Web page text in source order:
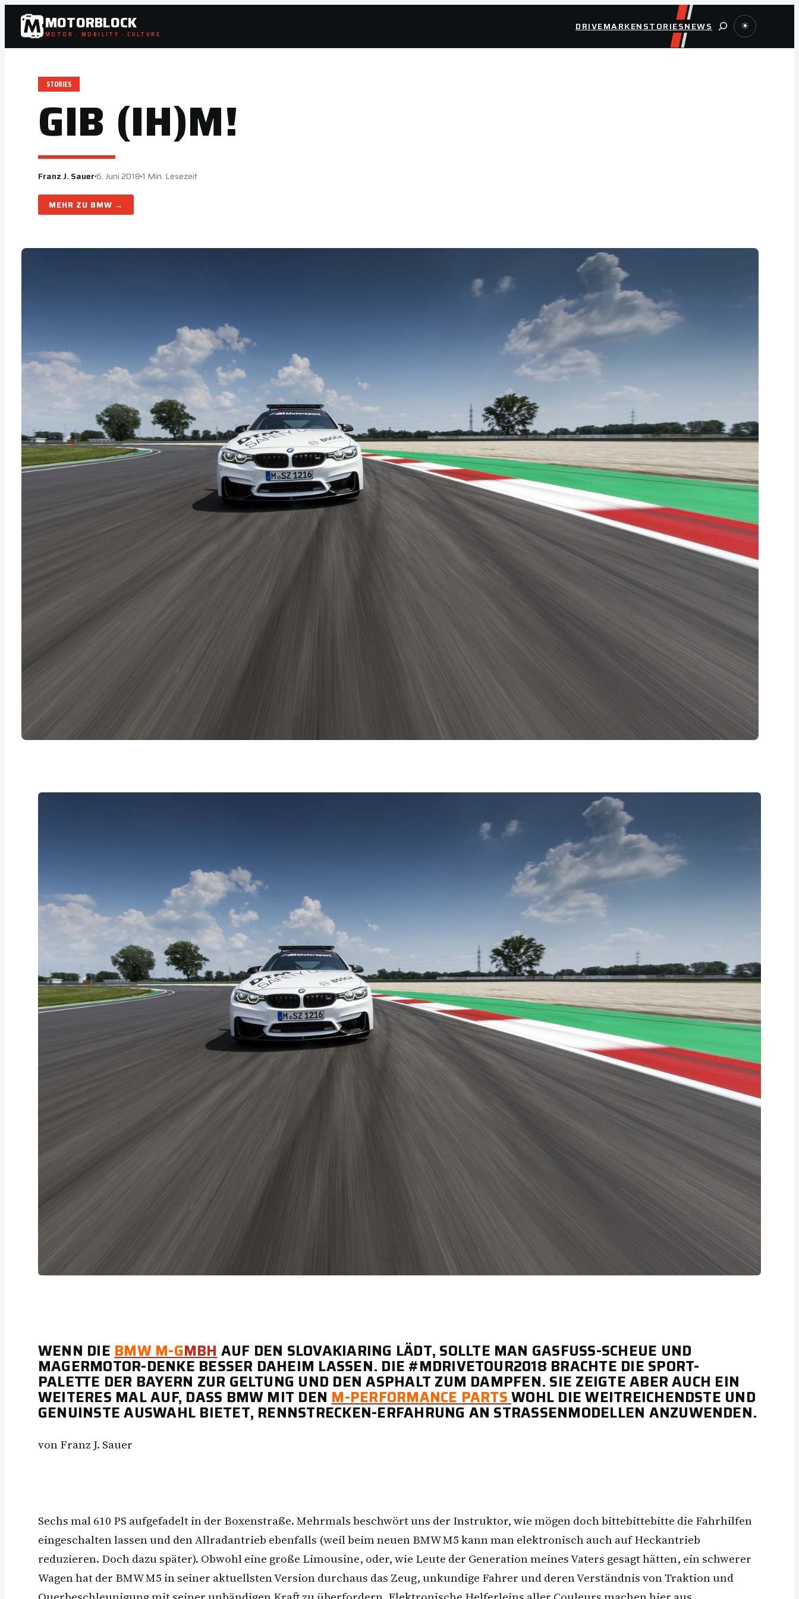
Zum
Inhalt
springen
MOTORBLOCK
MOTOR · MOBILITY · CULTURE
DRIVEMARKENSTORIESNEWSSuche ☀
STORIES
GIB (IH)M!
Franz J. Sauer6. Juni 2018 1 Min. Lesezeit
BMW
WENN DIEBMW M-GMBHAUF DEN SLOVAKIARING LÄDT, SOLLTE MAN GASFUSS-SCHEUE UND M
AGERMOTOR-DENKE BESSER DAHEIM LASSEN. DIE #MDRIVETOUR2018 BRACHTE DIE SPORT-P
ALETTE DER BAYERN ZUR GELTUNG UND DEN ASPHALT ZUM DAMPFEN. SIE ZEIGTE ABER AUCH EIN W
EITERES MAL AUF, DASS BMW MIT DEN M-PERFORMANCE PARTSWOHL DIE WEITREICHENDSTE UND
GENUINSTE AUSWAHL BIETET, RENNSTRECKEN-ERFAHRUNG AN STRASSENMODELLEN ANZUWENDEN.
von Franz J. Sauer
Sechs mal 610 PS aufgefadelt in der Boxenstraße. Mehrmals beschwört uns der Instruktor, wie mögen doch bittebittebitte die Fahrhilfen
eingeschalten lassen und den Allradantrieb ebenfalls (weil beim neuen BMW M5 kann man elektronisch auch auf Heckantrieb
reduzieren. Doch dazu später). Obwohl eine große Limousine, oder, wie Leute der Generation meines Vaters gesagt hätten, ein schwerer
Wagen hat der BMW M5 in seiner aktuellsten Version durchaus das Zeug, unkundige Fahrer und deren Verständnis von Traktion und